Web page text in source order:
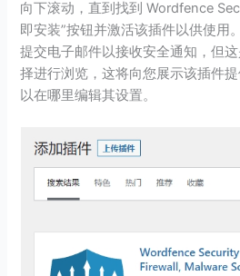
向下滚动，直到找到 Wordfence
即安装”按钮并激活该插件以供使用
提交电子邮件以接收安全通知，但
择进行浏览，这将向您展示该插件
以在哪里编辑其设置。